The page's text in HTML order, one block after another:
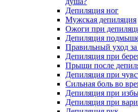
Депиляция ног
Мужская депиляция
Ожоги при
Депиляция
Правильный уход
Депиляция при
Прыщи после
Депиляция при
Сильная боль во
Депиляция при
Депиляция при